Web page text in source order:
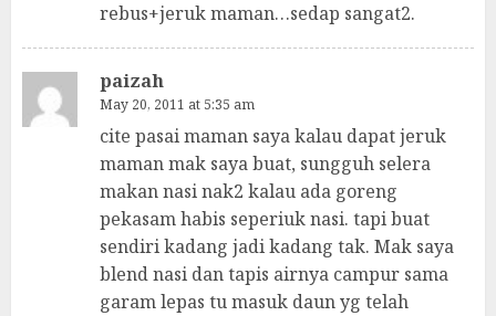
rebus+jeruk maman…sedap sangat2.
paizah
May 20, 2011 at 5:35 am
cite pasai maman saya kalau dapat jeruk
maman mak saya buat, sungguh selera
makan nasi nak2 kalau ada goreng
pekasam habis seperiuk nasi. tapi buat
sendiri kadang jadi kadang tak. Mak saya
blend nasi dan tapis airnya campur sama
garam lepas tu masuk daun yg telah